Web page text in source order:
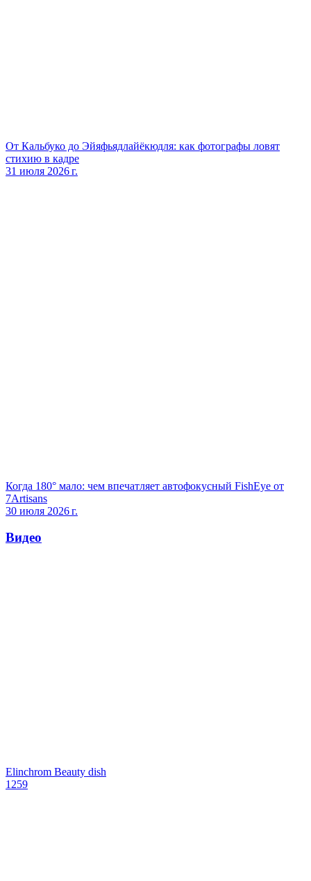
От Кальбуко до Эйяфьядлайёкюдля: как фотографы ловят
стихию в кадре
31 июля 2026 г.
Когда 180° мало: чем впечатляет автофокусный FishEye от
7Artisans
30 июля 2026 г.
Видео
Elinchrom Beauty dish
1259